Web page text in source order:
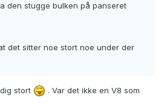
den stugge bulken på panseret
det sitter noe stort noe under der
stort
. Var det ikke en V8 som